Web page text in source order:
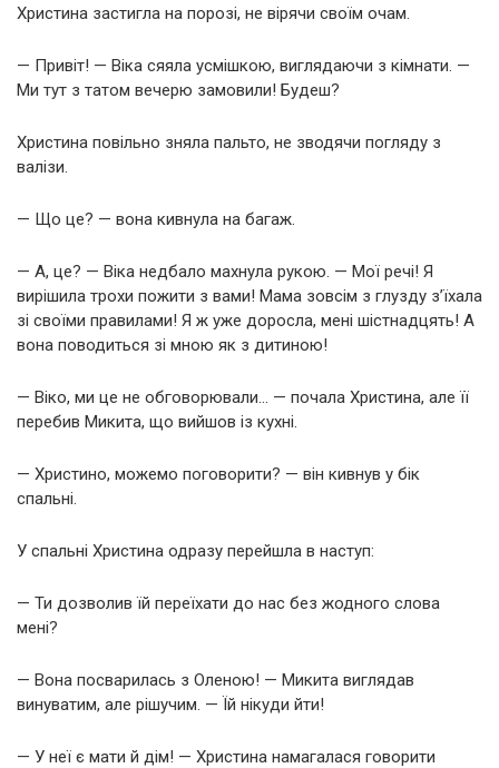
Христина застигла на порозі, не вірячи своїм очам.
— Привіт! — Віка сяяла усмішкою, виглядаючи з кімнати. —
Ми тут з татом вечерю замовили! Будеш?
Христина повільно зняла пальто, не зводячи погляду з
валізи.
— Що це? — вона кивнула на багаж.
— А, це? — Віка недбало махнула рукою. — Мої речі! Я
вирішила трохи пожити з вами! Мама зовсім з глузду з’їхала
зі своїми правилами! Я ж уже доросла, мені шістнадцять! А
вона поводиться зі мною як з дитиною!
— Віко, ми це не обговорювали… — почала Христина, але її
перебив Микита, що вийшов із кухні.
— Христино, можемо поговорити? — він кивнув у бік
спальні.
У спальні Христина одразу перейшла в наступ:
— Ти дозволив їй переїхати до нас без жодного слова
мені?
— Вона посварилась з Оленою! — Микита виглядав
винуватим, але рішучим. — Їй нікуди йти!
— У неї є мати й дім! — Христина намагалася говорити